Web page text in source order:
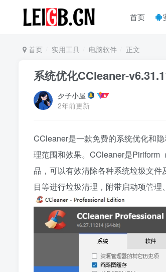
首页
首页 实用工具 电脑软件 正文
系统优化CCleaner-
夕子小屋
2年前更新
CCleaner是一款免费的系统优化和
理范围和效果。CCleaner是Piriform
品，可以有效清除各种系统垃圾文
目等进行垃圾清理，附带启动项管理